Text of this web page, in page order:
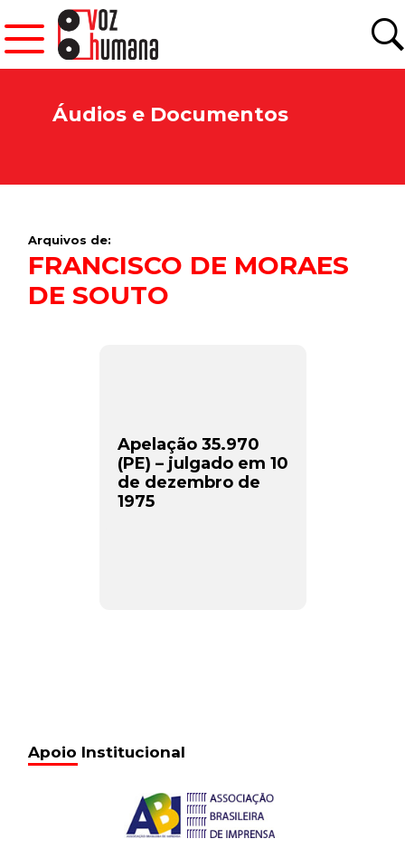
Áudios e Documentos
Arquivos de:
FRANCISCO DE MORAES
DE SOUTO
Apelação 35.970
(PE) – julgado em 10
de dezembro de
1975
Apoio Institucional